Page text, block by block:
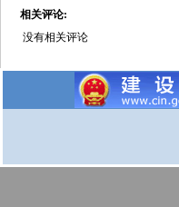
相关评论:
没有相关评论